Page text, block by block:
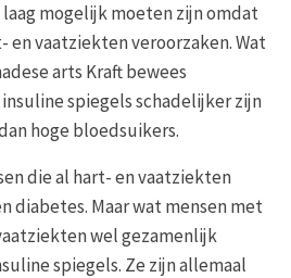
mogelijk moeten zijn omdat
en vaatziekten veroorzaken. Wat
arts Kraft bewees
spiegels schadelijker zijn
hoge bloedsuikers.
die al hart- en vaatziekten
diabetes. Maar wat mensen met
wel gezamenlijk
spiegels. Ze zijn allemaal